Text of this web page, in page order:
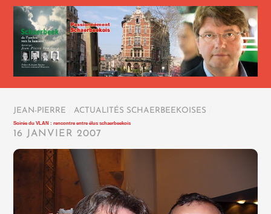
JEAN-PIERRE ACTUALITÉS SCHAERBEEKOISES
Soirée du VLAN : rencontre entre élus schaerbeekois
16 JANVIER 2007